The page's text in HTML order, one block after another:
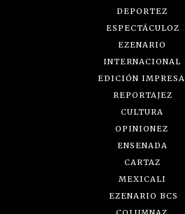
DEPORTEZ
ESPECTÁCULOZ
EZENARIO
INTERNACIONAL
EDICIÓN IMPRESA
REPORTAJEZ
CULTURA
OPINIONEZ
ENSENADA
CARTAZ
MEXICALI
EZENARIO BCS